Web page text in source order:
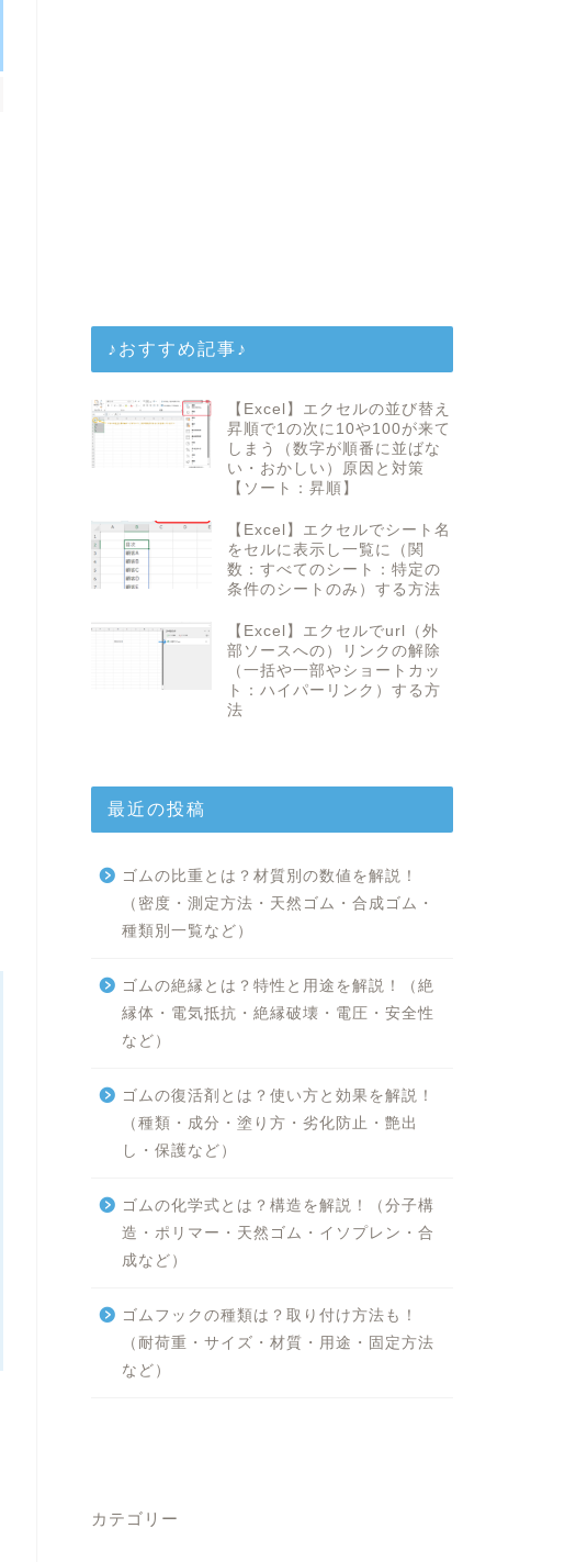
♪おすすめ記事♪
【Excel】エクセルの並び替え
昇順で1の次に10や100が来て
しまう（数字が順番に並ばな
い・おかしい）原因と対策
【ソート：昇順】
【Excel】エクセルでシート名
をセルに表示し一覧に（関
数：すべてのシート：特定の
条件のシートのみ）する方法
【Excel】エクセルでurl（外
部ソースへの）リンクの解除
（一括や一部やショートカッ
ト：ハイパーリンク）する方
法
最近の投稿
ゴムの比重とは？材質別の数値を解説！
（密度・測定方法・天然ゴム・合成ゴム・
種類別一覧など）
ゴムの絶縁とは？特性と用途を解説！（絶
縁体・電気抵抗・絶縁破壊・電圧・安全性
など）
ゴムの復活剤とは？使い方と効果を解説！
（種類・成分・塗り方・劣化防止・艶出
し・保護など）
ゴムの化学式とは？構造を解説！（分子構
造・ポリマー・天然ゴム・イソプレン・合
成など）
ゴムフックの種類は？取り付け方法も！
（耐荷重・サイズ・材質・用途・固定方法
など）
カテゴリー